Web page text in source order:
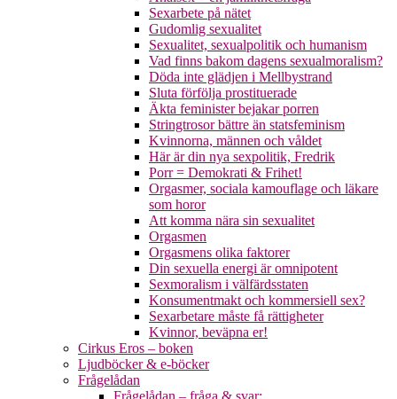
Sexarbete på nätet
Gudomlig sexualitet
Sexualitet, sexualpolitik och humanism
Vad finns bakom dagens sexualmoralism?
Döda inte glädjen i Mellbystrand
Sluta förfölja prostituerade
Äkta feminister bejakar porren
Stringtrosor bättre än statsfeminism
Kvinnorna, männen och våldet
Här är din nya sexpolitik, Fredrik
Porr = Demokrati & Frihet!
Orgasmer, sociala kamouflage och läkare
som horor
Att komma nära sin sexualitet
Orgasmen
Orgasmens olika faktorer
Din sexuella energi är omnipotent
Sexmoralism i välfärdsstaten
Konsumentmakt och kommersiell sex?
Sexarbetare måste få rättigheter
Kvinnor, beväpna er!
Cirkus Eros – boken
Ljudböcker & e-böcker
Frågelådan